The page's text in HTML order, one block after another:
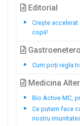
Editorial
Crește
copii!
Cum poți regla
Medicina
Bio Active MC,
Ce putem face
nostru